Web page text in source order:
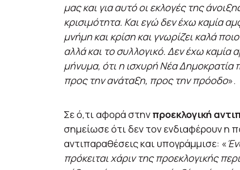
μας και για αυτό οι εκλογές της
κρισιμότητα. Και εγώ δεν έχω καμία
μνήμη και κρίση και γνωρίζει καλά
αλλά και το συλλογικό. Δεν έχω καμία
μήνυμα, ότι η ισχυρή Νέα Δημοκρατία
προς την ανάταξη, προς την πρόοδο».
Σε ό,τι αφορά στηνπροεκλογική
σημείωσε ότι δεν τον ενδιαφέρουν η
αντιπαραθέσεις και υπογράμμισε: «
πρόκειται χάριν της προεκλογικής